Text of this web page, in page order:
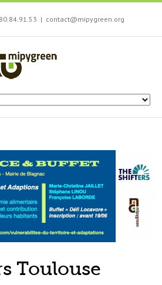
| contact@mipygreen.org
Toulouse